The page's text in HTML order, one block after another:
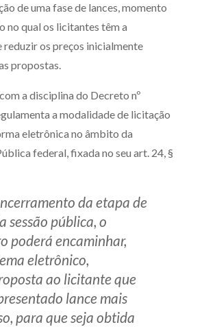
Zênite Play
Orientação por Escrito
Mentoria Zênite
Capacitação
Zênite Online
Eventos presenciais
Diferenciais
Receba por RSS
Sete de Setembro, 4698
de uma fase de lances, momento
no qual os licitantes têm a
os preços inicialmente
propostas.
a disciplina do Decreto nº
a modalidade de licitação
eletrônica no âmbito da
federal, fixada no seu art. 24, §
da etapa de
sessão pública, o
poderá encaminhar,
eletrônico,
ao licitante que
lance mais
para que seja obtida